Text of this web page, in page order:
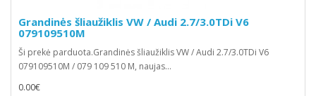
Grandinės šliaužiklis VW / Audi 2.7/3.0TDi V6
079109510M
Ši prekė parduota.Grandinės šliaužiklis VW / Audi 2.7/3.0TDi V6
079109510M / 079 109 510 M, naujas...
0.00€